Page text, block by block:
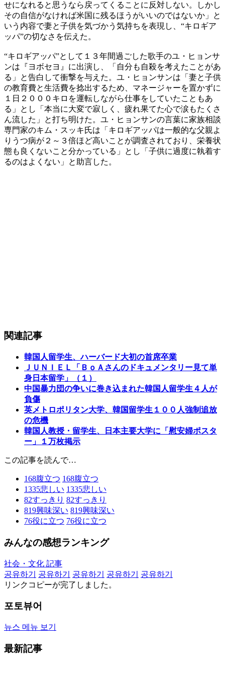
せになれると思うなら戻ってくることに反対しない。しかし
その自信がなければ米国に残るほうがいいのではないか」と
いう内容で妻と子供を気づかう気持ちを表現し、“キロギア
ッパ”の切なさを伝えた。
“キロギアッパ”として１３年間過ごした歌手のユ・ヒョンサ
ンは『ヨボセヨ』に出演し、「自分も自殺を考えたことがあ
る」と告白して衝撃を与えた。ユ・ヒョンサンは「妻と子供
の教育費と生活費を捻出するため、マネージャーを置かずに
１日２０００キロを運転しながら仕事をしていたこともあ
る」とし「本当に大変で寂しく、疲れ果てた心で涙もたくさ
ん流した」と打ち明けた。ユ・ヒョンサンの言葉に家族相談
専門家のキム・スッキ氏は「キロギアッパは一般的な父親よ
りうつ病が２～３倍ほど高いことが調査されており、栄養状
態も良くないこと分かっている」とし「子供に過度に執着す
るのはよくない」と助言した。
関連記事
韓国人留学生、ハーバード大初の首席卒業
ＪＵＮＩＥＬ「ＢｏＡさんのドキュメンタリー見て単
身日本留学」（１）
中国暴力団の争いに巻き込まれた韓国人留学生４人が
負傷
英メトロポリタン大学、韓国留学生１００人強制追放
の危機
韓国人教授・留学生、日本主要大学に「慰安婦ポスタ
ー」１万枚掲示
この記事を読んで…
168腹立つ 168腹立つ
1335悲しい 1335悲しい
82すっきり 82すっきり
819興味深い 819興味深い
76役に立つ 76役に立つ
みんなの感想ランキング
社会・文化 記事
공유하기
공유하기 공유하기 공유하기
공유하기
リンクコピーが完了しました。
포토뷰어
뉴스 메뉴 보기
最新記事